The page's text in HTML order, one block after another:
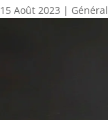
15 Août 2023 | Général